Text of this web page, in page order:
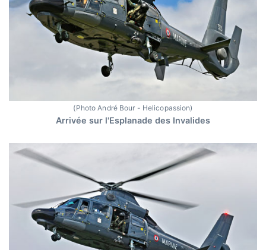
(Photo André Bour - Helicopassion)
Arrivée sur l'Esplanade des Invalides